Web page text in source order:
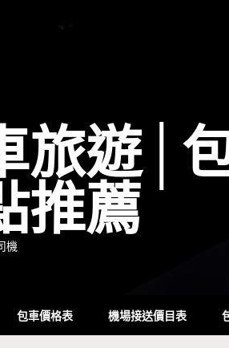
旅遊│
推薦
機
包車價格表 機場接送價目表